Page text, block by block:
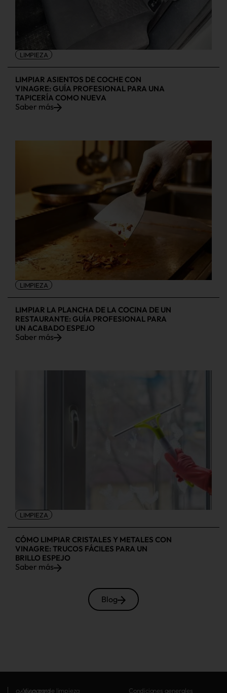
LIMPIEZA
LIMPIAR ASIENTOS DE COCHE CON
VINAGRE: GUÍA PROFESIONAL PARA UNA
TAPICERÍA COMO NUEVA
Saber más
LIMPIEZA
LIMPIAR LA PLANCHA DE LA COCINA DE UN
RESTAURANTE: GUÍA PROFESIONAL PARA
UN ACABADO ESPEJO
Saber más
LIMPIEZA
CÓMO LIMPIAR CRISTALES Y METALES CON
VINAGRE: TRUCOS FÁCILES PARA UN
BRILLO ESPEJO
Saber más
Blog
Vinagre de limpieza
Condiciones generales